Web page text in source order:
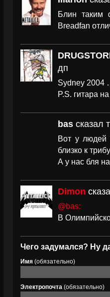
Блин таким
Breadfan
дп
Sydney 2004
P.S. гитара
bas сказал
Вот у людей
близко к
А у нас бля
Dimon
@bas:
В
Чего задумался? Ну
Имя (обязательно)
Электропочта (обязательно)